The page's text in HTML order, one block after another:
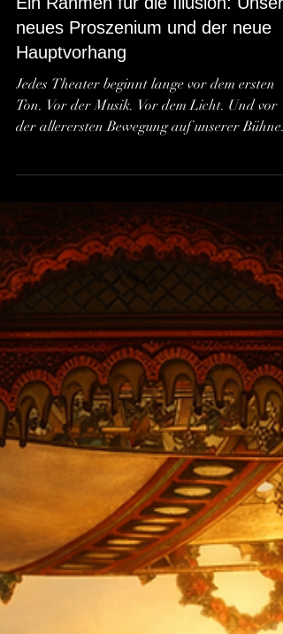
Ein Rahmen für die Illusion: Unser
Hauptvorhang
Jedes Theater beginnt lange vor dem ersten
Ton. Vor der Musik. Vor dem Licht. Und vor
der allerersten Bewegung auf unserer Bühne.
Es beginnt in jenem ganz stillen Augenblick, in
dem ein Raum seine Atmosphäre verändert,
sich elektrisiert und aus freudiger Erwartung
pure Konzentration wird. In unserem Multum
in Parvo Opernhaus hat dieser magische
Übergangsmoment nun eine völlig neue
erhalten. Mit dem neuen Proszenium und
unserem maßgeschneiderten Hauptvorhang
haben wir